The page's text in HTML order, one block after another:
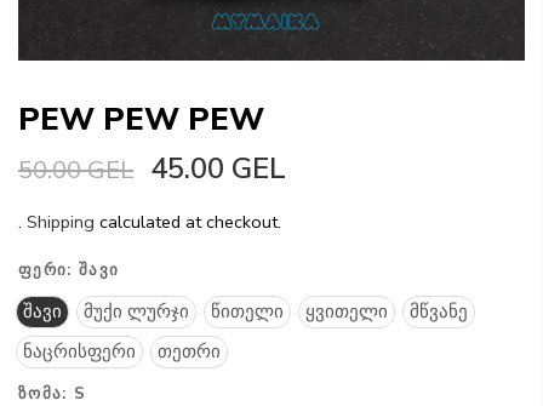
PEW PEW PEW
50.00 GEL 45.00 GEL
. Shipping calculated at checkout.
ᲤᲔᲠᲘ: ᲨᲐᲕᲘ
შავი მუქი ლურჯი წითელი ყვითელი
მწვანე
ნაცრისფერი
თეთრი
ᲖᲝᲛᲐ: S